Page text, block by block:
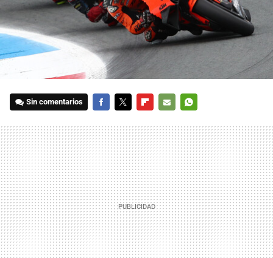
Sin comentarios
MAIL